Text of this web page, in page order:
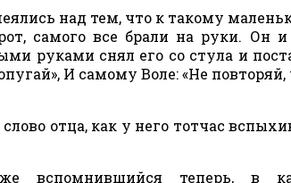
над тем, что к такому
самого все брали на руки. Он
руками снял его со стула и
И самому Воле: «Не повторяй,
отца, как у него тотчас
вспомнившийся теперь, в